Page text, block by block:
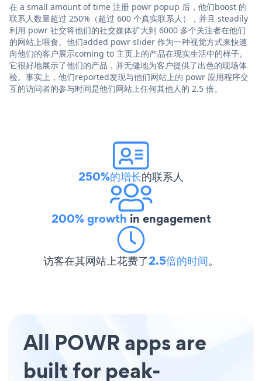
在 a small amount of time 注册 powr popup 后，他们boost 的
联系人数量超过 250%（超过 600 个真实联系人），并且 steadily
利用 powr 社交将他们的社交媒体扩大到 6000 多个关注者在他们
的网站上喂食。他们added powr slider 作为一种视觉方式来快速
向他们的客户展示coming to 主页上的产品在现实生活中的样子。
它很好地展示了他们的产品，并无缝地为客户提供了出色的现场体
验。事实上，他们reported发现与他们网站上的 powr 应用程序交
互的访问者的参与时间是他们网站上任何其他人的 2.5 倍。
250%的增长的联系人
200% growth in engagement
访客在其网站上花费了2.5倍的时间。
All POWR apps are
built for peak-